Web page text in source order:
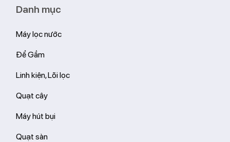
Danh mục
Máy lọc nước
Để Gầm
Linh kiện, Lõi lọc
Quạt cây
Máy hút bụi
Quạt sàn